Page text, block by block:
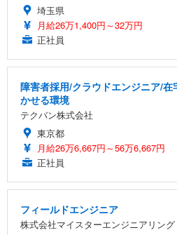
埼玉県
月給26万1,400円～32万円
正社員
障害者採用/クラウドエンジニア/
かせる環境
テクバン株式会社
東京都
月給26万6,667円～56万6,667円
正社員
フィールドエンジニア
株式会社マイスターエンジニアリング